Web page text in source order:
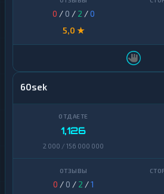
0 / 0 / 2 /0
5,0 ★
60sek
1,126
2 000 / 156 000 000
0 / 0 / 2 /1